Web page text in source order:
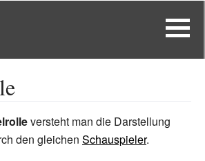
versteht man die Darstellung
den gleichen Schauspieler.